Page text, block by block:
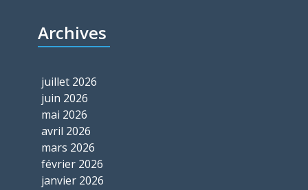
Archives
juillet 2026
juin 2026
mai 2026
avril 2026
mars 2026
février 2026
janvier 2026